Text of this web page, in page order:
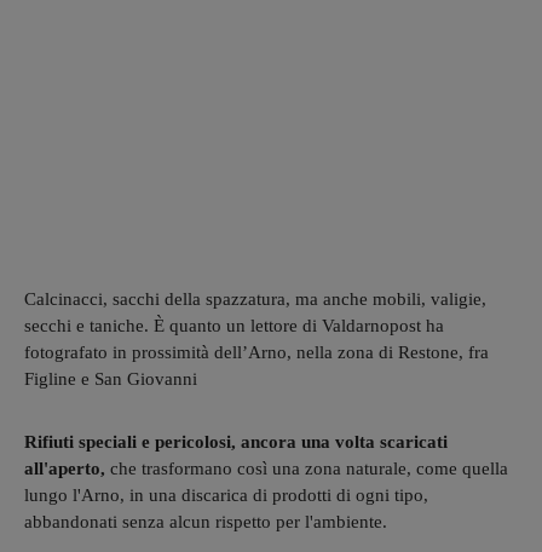
Calcinacci, sacchi della spazzatura, ma anche mobili, valigie,
secchi e taniche. È quanto un lettore di Valdarnopost ha
fotografato in prossimità dell’Arno, nella zona di Restone, fra
Figline e San Giovanni
Rifiuti speciali e pericolosi, ancora una volta scaricati
all'aperto, che trasformano così una zona naturale, come quella
lungo l'Arno, in una discarica di prodotti di ogni tipo,
abbandonati senza alcun rispetto per l'ambiente.